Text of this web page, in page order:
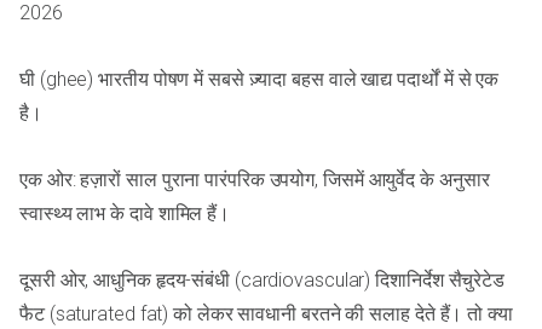
2026
घी (ghee) भारतीय पोषण में सबसे ज़्यादा बहस वाले खाद्य पदार्थों में से एक
है।
एक ओर: हज़ारों साल पुराना पारंपरिक उपयोग, जिसमें आयुर्वेद के अनुसार
स्वास्थ्य लाभ के दावे शामिल हैं।
दूसरी ओर, आधुनिक हृदय-संबंधी (cardiovascular) दिशानिर्देश सैचुरेटेड
फैट (saturated fat) को लेकर सावधानी बरतने की सलाह देते हैं। तो क्या